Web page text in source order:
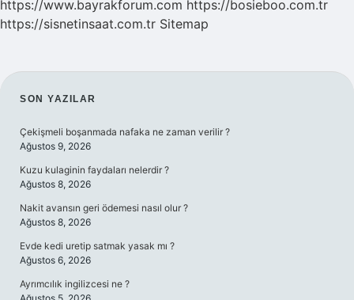
https://www.bayrakforum.com https://bosieboo.com.tr
https://sisnetinsaat.com.tr Sitemap
SIDEBAR
SON YAZILAR
Çekişmeli boşanmada nafaka ne zaman verilir ?
Ağustos 9, 2026
Kuzu kulaginin faydaları nelerdir ?
Ağustos 8, 2026
Nakit avansın geri ödemesi nasıl olur ?
Ağustos 8, 2026
Evde kedi uretip satmak yasak mı ?
Ağustos 6, 2026
Ayrımcılık ingilizcesi ne ?